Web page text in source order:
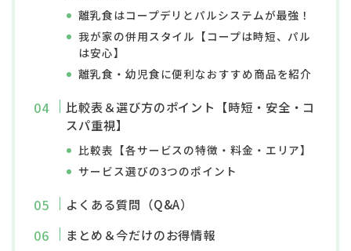
離乳食はコープデリとパルシステムが最強！
我が家の併用スタイル【コープは時短、パル
は安心】
離乳食・幼児食に便利なおすすめ商品を紹介
比較表＆選び方のポイント【時短・安全・コ
スパ重視】
比較表【各サービスの特徴・料金・エリア】
サービス選びの3つのポイント
よくある質問（Q&A）
まとめ＆今だけのお得情報